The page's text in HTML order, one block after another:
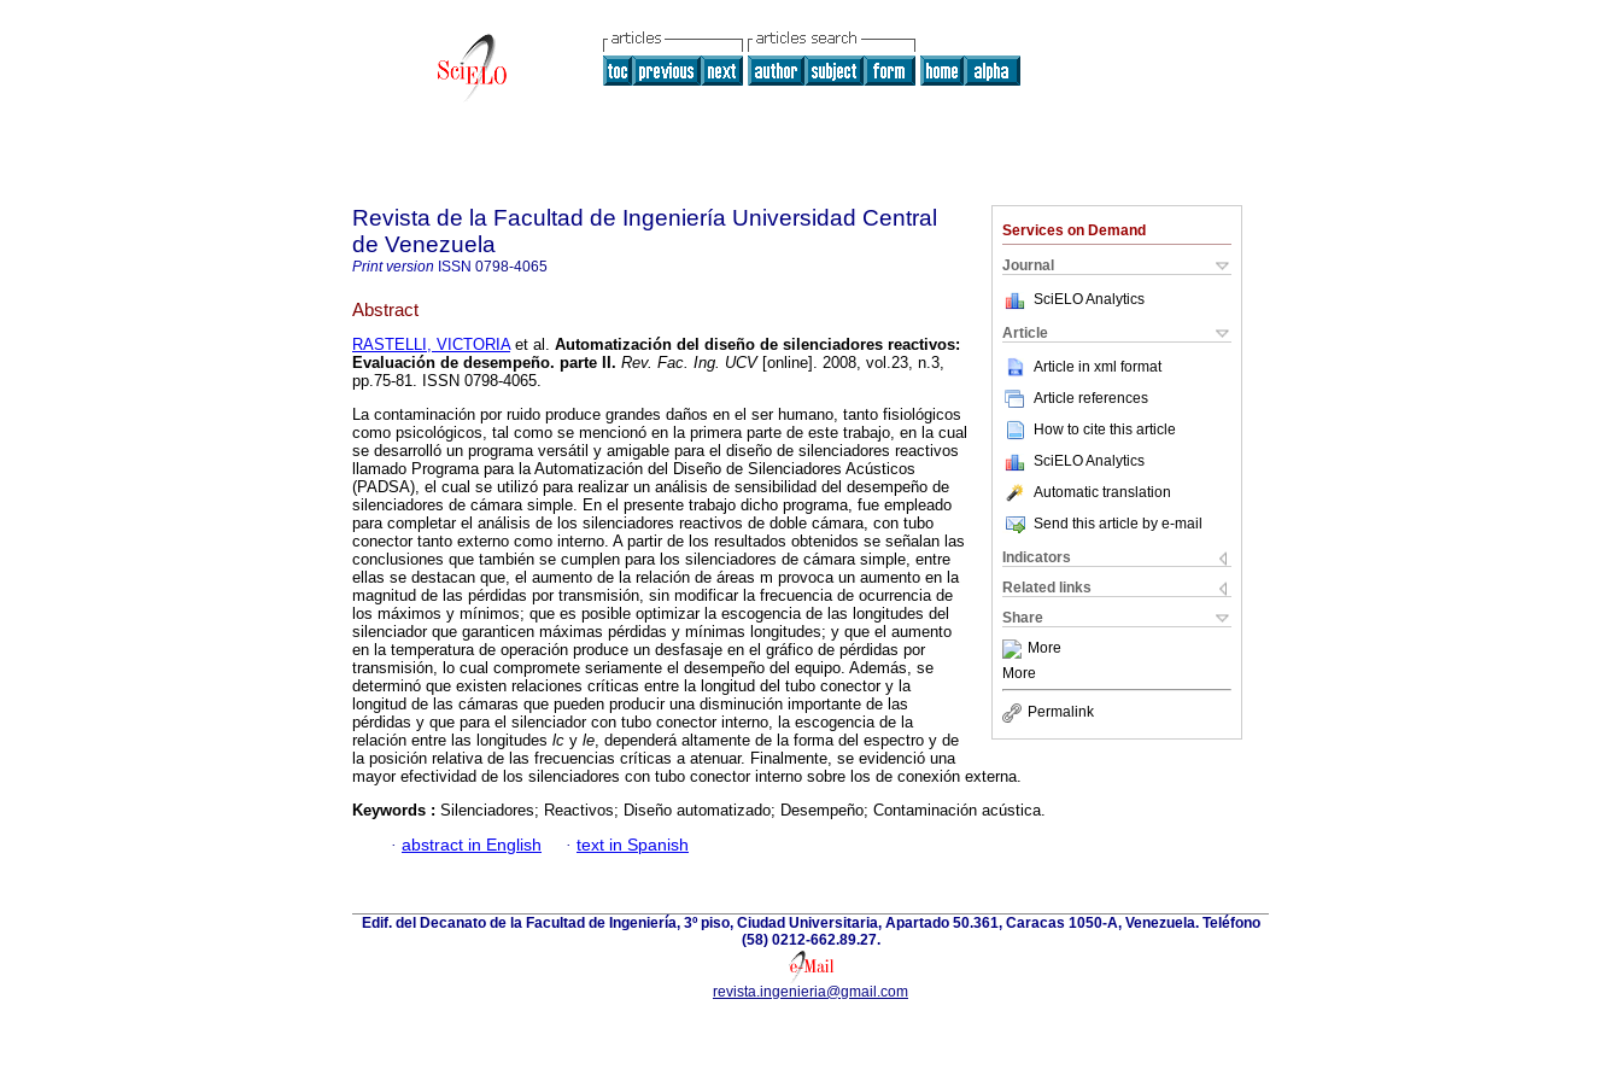
Services on Demand
Journal
SciELO Analytics
Article
Article in xml format
Article references
How to cite this article
SciELO Analytics
Automatic translation
Send this article by e-mail
Indicators
Related links
Share
More
More
Permalink
Revista de la Facultad de Ingeniería Universidad Central
de Venezuela
Print version ISSN 0798-4065
Abstract
RASTELLI, VICTORIAet al. Automatización del diseño de silenciadores reactivos:
Evaluación de desempeño. parte II . Rev. Fac. Ing. UCV[online]. 2008, vol.23, n.3,
pp.75-81. ISSN 0798-4065.
La contaminación por ruido produce grandes daños en el ser humano, tanto fisiológicos
como psicológicos, tal como se mencionó en la primera parte de este trabajo, en la cual
se desarrolló un programa versátil y amigable para el diseño de silenciadores reactivos
llamado Programa para la Automatización del Diseño de Silenciadores Acústicos
(PADSA), el cual se utilizó para realizar un análisis de sensibilidad del desempeño de
silenciadores de cámara simple. En el presente trabajo dicho programa, fue empleado
para completar el análisis de los silenciadores reactivos de doble cámara, con tubo
conector tanto externo como interno. A partir de los resultados obtenidos se señalan las
conclusiones que también se cumplen para los silenciadores de cámara simple, entre
ellas se destacan que, el aumento de la relación de áreas m provoca un aumento en la
magnitud de las pérdidas por transmisión, sin modificar la frecuencia de ocurrencia de
los máximos y mínimos; que es posible optimizar la escogencia de las longitudes del
silenciador que garanticen máximas pérdidas y mínimas longitudes; y que el aumento
en la temperatura de operación produce un desfasaje en el gráfico de pérdidas por
transmisión, lo cual compromete seriamente el desempeño del equipo. Además, se
determinó que existen relaciones críticas entre la longitud del tubo conector y la
longitud de las cámaras que pueden producir una disminución importante de las
pérdidas y que para el silenciador con tubo conector interno, la escogencia de la
relación entre las longitudes lc y le, dependerá altamente de la forma del espectro y de
la posición relativa de las frecuencias críticas a atenuar. Finalmente, se evidenció una
mayor efectividad de los silenciadores con tubo conector interno sobre los de conexión externa.
Keywords : Silenciadores; Reactivos; Diseño automatizado; Desempeño; Contaminación acústica.
· abstract in English · text in Spanish
Edif. del Decanato de la Facultad de Ingeniería, 3º piso, Ciudad Universitaria, Apartado 50.361, Caracas 1050-A, Venezuela. Teléfono
(58) 0212-662.89.27.
revista.ingenieria@gmail.com